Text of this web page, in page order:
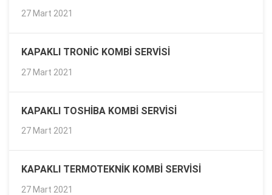
27 Mart 2021
KAPAKLI TRONIC KOMBI SERVISI
27 Mart 2021
KAPAKLI TOSHIBA KOMBI SERVISI
27 Mart 2021
KAPAKLI TERMOTEKNIK KOMBI SERVISI
27 Mart 2021